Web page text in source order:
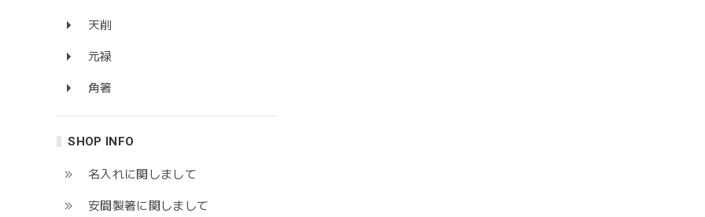
天削
元禄
角箸
SHOP INFO
名入れに関しまして
安間製箸に関しまして